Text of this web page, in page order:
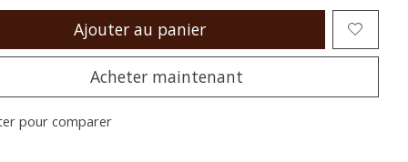
Ajouter au panier
Acheter maintenant
pour comparer